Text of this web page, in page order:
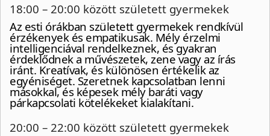
18:00 – 20:00 között született gyermekek
Az esti órákban született gyermekek rendkívül
érzékenyek és empatikusak. Mély érzelmi
intelligenciával rendelkeznek, és gyakran
érdeklődnek a művészetek, zene vagy az írás
iránt. Kreatívak, és különösen értékelik az
egyéniséget. Szeretnek kapcsolatban lenni
másokkal, és képesek mély baráti vagy
párkapcsolati kötelékeket kialakítani.
20:00 – 22:00 között született gyermekek